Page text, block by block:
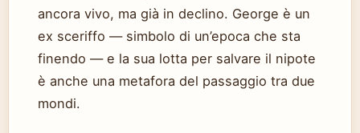
ancora vivo, ma già in declino. George è un
ex sceriffo — simbolo di un’epoca che sta
finendo — e la sua lotta per salvare il nipote
è anche una metafora del passaggio tra due
mondi.